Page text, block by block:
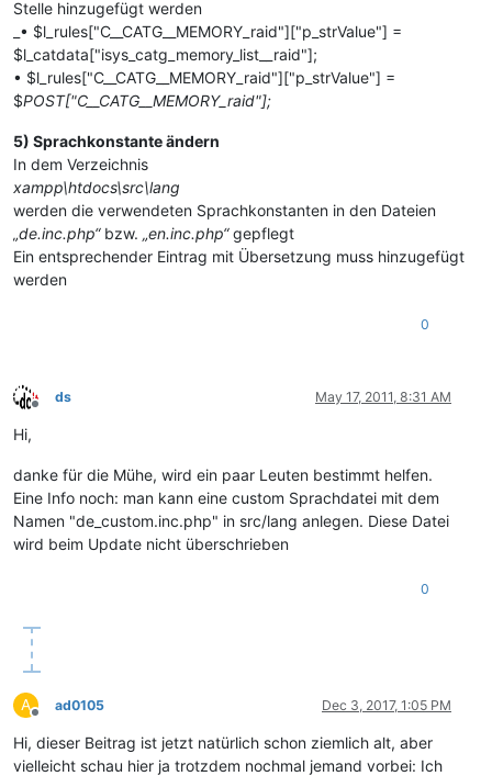
Stelle hinzugefügt werden
_• $l_rules["C__CATG__MEMORY_raid"]["p_strValue"] =
$l_catdata["isys_catg_memory_list__raid"];
• $l_rules["C__CATG__MEMORY_raid"]["p_strValue"] =
$POST["C__CATG__MEMORY_raid"];
5) Sprachkonstante ändern
In dem Verzeichnis
xampp\htdocs\src\lang
werden die verwendeten Sprachkonstanten in den Dateien
„de.inc.php“bzw. „en.inc.php“gepflegt
Ein entsprechender Eintrag mit Übersetzung muss hinzugefügt
werden
0
Offline
ds May 17, 2011, 8:31 AM
Hi,
danke für die Mühe, wird ein paar Leuten bestimmt helfen.
Eine Info noch: man kann eine custom Sprachdatei mit dem
Namen "de_custom.inc.php" in src/lang anlegen. Diese Datei
wird beim Update nicht überschrieben
0
A
Offline
ad0105 Dec 3, 2017, 1:05 PM
Hi, dieser Beitrag ist jetzt natürlich schon ziemlich alt, aber
vielleicht schau hier ja trotzdem nochmal jemand vorbei: Ich